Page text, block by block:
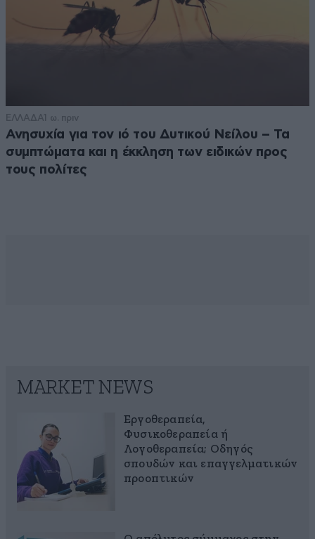
ΕΛΛΑΔΑ1 ω. πριν
Ανησυχία για τον ιό του Δυτικού Νείλου – Τα
συμπτώματα και η έκκληση των ειδικών προς
τους πολίτες
MARKET NEWS
Εργοθεραπεία,
Φυσικοθεραπεία ή
Λογοθεραπεία; Οδηγός
σπουδών και επαγγελματικών
προοπτικών